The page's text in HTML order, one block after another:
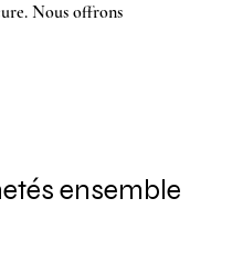
Nous offrons
ensemble